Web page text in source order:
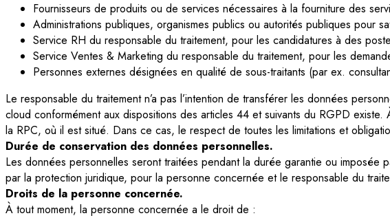
Fournisseurs de produits ou de services nécessaires à la fourniture des
Administrations publiques, organismes publics ou autorités publiques pour
Service RH du responsable du traitement, pour les candidatures à des
Service Ventes & Marketing du responsable du traitement, pour les
Personnes externes désignées en qualité de sous-traitants (par ex.
Le responsable du traitement n’a pas l’intention de transférer les données
cloud conformément aux dispositions des articles 44 et suivants du RGPD
la RPC, où il est situé. Dans ce cas, le respect de toutes les limitations et
Durée de conservation des données personnelles.
Les données personnelles seront traitées pendant la durée garantie ou
par la protection juridique, pour la personne concernée et le responsable du
Droits de la personne concernée.
À tout moment, la personne concernée a le droit de :